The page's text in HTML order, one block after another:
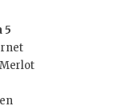
5
Merlot